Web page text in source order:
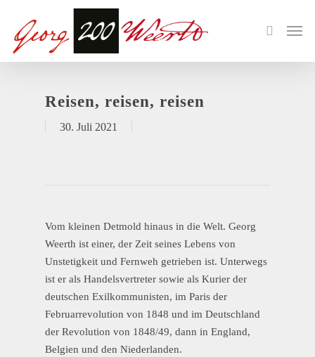
Reisen, reisen, reisen
30. Juli 2021
Vom kleinen Detmold hinaus in die Welt. Georg
Weerth ist einer, der Zeit seines Lebens von
Unstetigkeit und Fernweh getrieben ist. Unterwegs
ist er als Handelsvertreter sowie als Kurier der
deutschen Exilkommunisten, im Paris der
Februarrevolution von 1848 und im Deutschland
der Revolution von 1848/49, dann in England,
Belgien und den Niederlanden.